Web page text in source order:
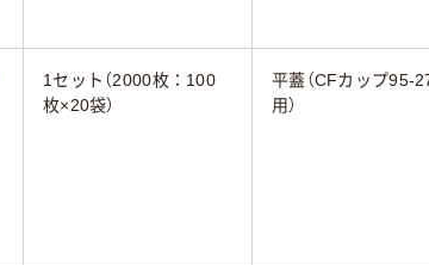
1セット（2000枚：100
枚×20袋）
平蓋（CFカップ95-
用）